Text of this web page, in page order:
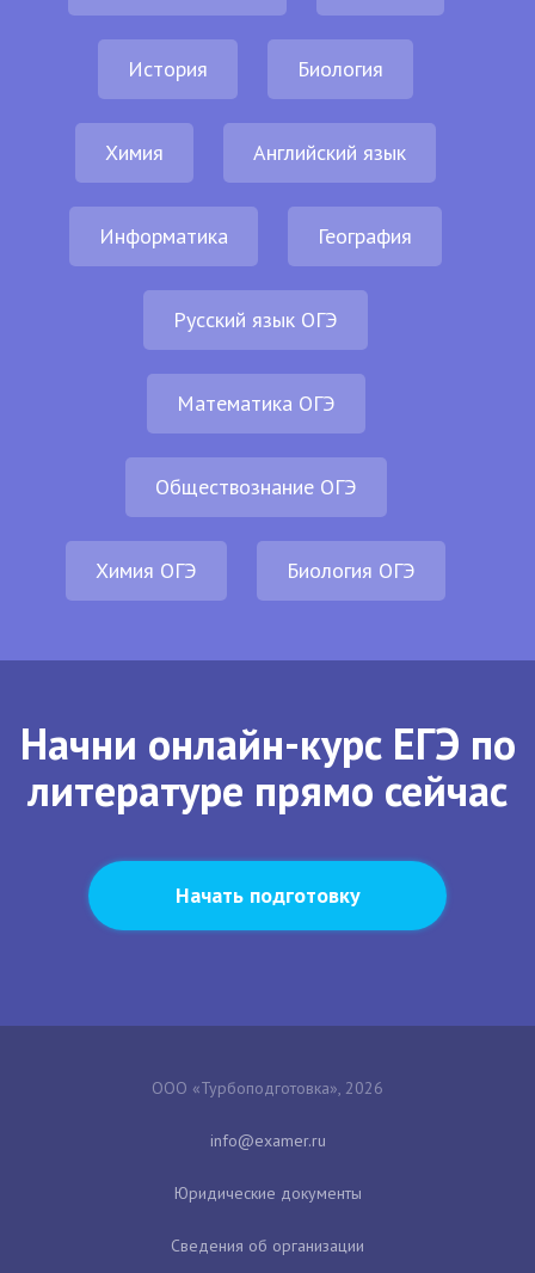
История Биология
Химия Английский язык
Информатика География
Русский язык ОГЭ
Математика ОГЭ
Обществознание ОГЭ
Химия ОГЭ Биология ОГЭ
Начни онлайн-курс ЕГЭ по
литературе прямо сейчас
Начать подготовку
ООО «Турбоподготовка», 2026
Юридические документы
Сведения об организации